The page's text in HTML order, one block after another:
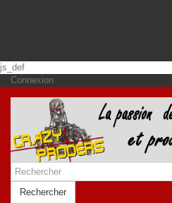
js_def
Connexion
Rechercher